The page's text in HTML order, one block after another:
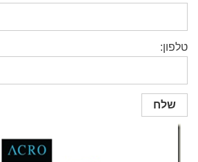
טלפון: